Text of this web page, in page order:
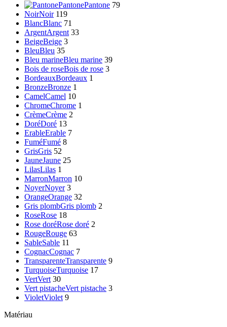
PantonePantone 79
NoirNoir 119
BlancBlanc 71
ArgentArgent 33
BeigeBeige 3
BleuBleu 35
Bleu marineBleu marine 39
Bois de roseBois de rose 3
BordeauxBordeaux 1
BronzeBronze 1
CamelCamel 10
ChromeChrome 1
CrèmeCrème 2
DoréDoré 13
ErableErable 7
FuméFumé 8
GrisGris 52
JauneJaune 25
LilasLilas 1
MarronMarron 10
NoyerNoyer 3
OrangeOrange 32
Gris plombGris plomb 2
RoseRose 18
Rose doréRose doré 2
RougeRouge 63
SableSable 11
CognacCognac 7
TransparenteTransparente 9
TurquoiseTurquoise 17
VertVert 30
Vert pistacheVert pistache 3
VioletViolet 9
Matériau